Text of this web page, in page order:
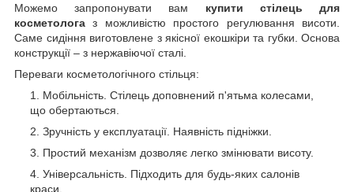
Можемо запропонувати вам купити стілець для
косметологаз можливістю простого регулювання висоти.
Саме сидіння виготовлене з якісної екошкіри та губки. Основа
конструкції – з нержавіючої сталі.
Переваги косметологічного стільця:
Мобільність. Стілець доповнений п'ятьма колесами,
що обертаються.
Зручність у експлуатації. Наявність підніжки.
Простий механізм дозволяє легко змінювати висоту.
Універсальність. Підходить для будь-яких салонів
краси.